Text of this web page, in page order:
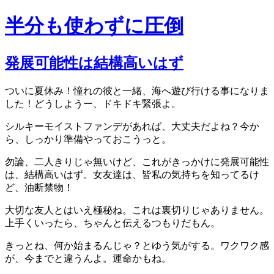
半分も使わずに圧倒
発展可能性は結構高いはず
ついに夏休み！憧れの彼と一緒、海へ遊び行ける事になりま
した！どうしようー、ドキドキ緊張よ。
シルキーモイストファンデがあれば、大丈夫だよね？今か
ら、しっかり準備やっておこうっと。
勿論、二人きりじゃ無いけど、これがきっかけに発展可能性
は、結構高いはず。女友達は、皆私の気持ちを知ってるけ
ど、油断禁物！
大切な友人とはいえ極秘ね。これは裏切りじゃありません。
上手くいったら、ちゃんと伝えるつもりだもん。
きっとね、何か始まるんじゃ？とゆう気がする。ワクワク感
が、今までと違うんよ。運命かもね。